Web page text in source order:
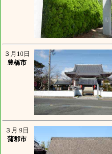
３月10日
豊橋市
３月 9日
蒲郡市